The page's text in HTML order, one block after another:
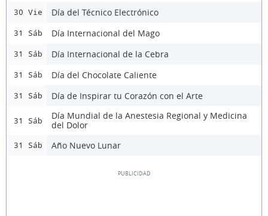
30 Vie Día del Técnico Electrónico
31 Sáb Día Internacional del Mago
31 Sáb Día Internacional de la Cebra
31 Sáb Día del Chocolate Caliente
31 Sáb Día de Inspirar tu Corazón con el Arte
31 Sáb
Día Mundial de la Anestesia Regional y Medicina
del Dolor
31 Sáb Año Nuevo Lunar